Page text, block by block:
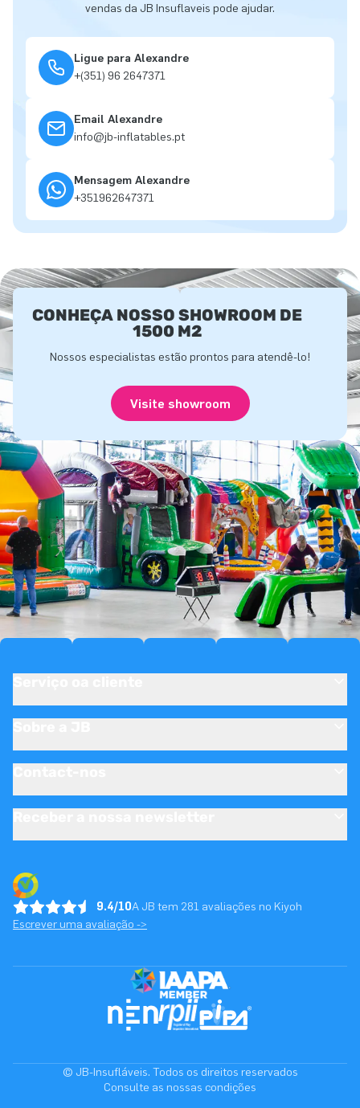
vendas da JB Insuflaveis pode ajudar.
Ligue para Alexandre
+(351) 96 2647371
Email Alexandre
info@jb-inflatables.pt
Mensagem Alexandre
+351962647371
CONHEÇA NOSSO SHOWROOM DE
1500 M2
Nossos especialistas estão prontos para atendê-lo!
Visite showroom
9.4/10A JB tem 281 avaliações no Kiyoh
Escrever uma avaliação ->
© JB-Insufláveis. Todos os direitos reservados
Consulte as nossas condições